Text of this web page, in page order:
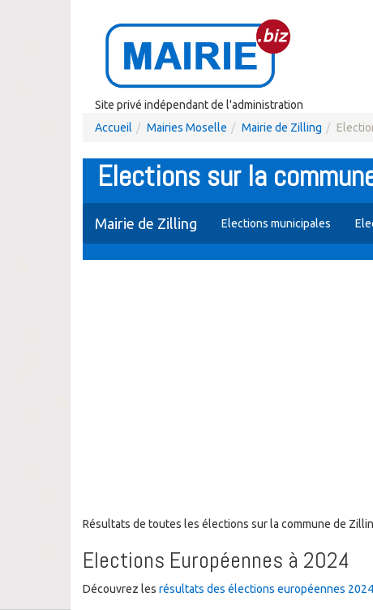
Site privé indépendant de l'administration
Accueil
Mairies Moselle Mairie de Zilling
Elections sur la
Mairie de Zilling Elections municipales
Résultats de toutes les élections sur la commune de
Elections Européennes à 2024
Découvrez les résultats des élections européennes 2024